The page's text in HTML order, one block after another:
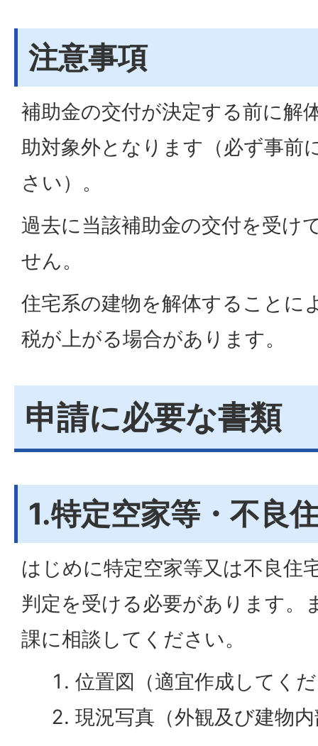
注意事項
補助金の交付が決定する前に解
助対象外となります（必ず事前
さい）。
過去に当該補助金の交付を受け
せん。
住宅系の建物を解体することに
税が上がる場合があります。
申請に必要な書類
1.特定空家等・不良
はじめに特定空家等又は不良住
判定を受ける必要があります。
課に相談してください。
位置図（適宜作成してく
現況写真（外観及び建物